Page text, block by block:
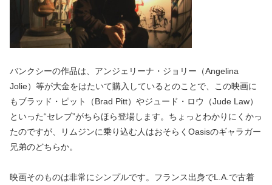
バンクシーの作品は、アンジェリーナ・ジョリー（Angelina
Jolie）等が大金をはたいて購入しているとのことで、この映画に
もブラッド・ピット（Brad Pitt）やジュード・ロウ（Jude Law）
といった“セレブ”がちらほら登場します。ちょっとわかりにくかっ
たのですが、リムジンに乗り込む人はおそらくOasisのギャラガー
兄弟のどちらか。
映画そのものは非常にシンプルです。フランス出身でL.A.で古着